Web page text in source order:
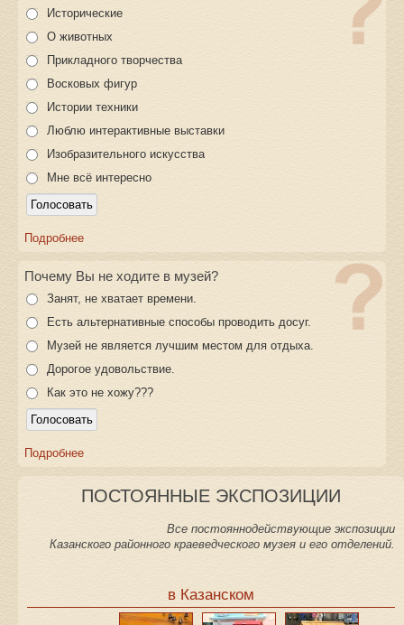
Исторические
О животных
Прикладного творчества
Восковых фигур
Истории техники
Люблю интерактивные выставки
Изобразительного искусства
Мне всё интересно
Подробнее
Почему Вы не ходите в музей?
Занят, не хватает времени.
Есть альтернативные способы проводить досуг.
Музей не является лучшим местом для отдыха.
Дорогое удовольствие.
Как это не хожу???
Подробнее
ПОСТОЯННЫЕ ЭКСПОЗИЦИИ
Все постояннодействующие экспозиции
Казанского районного краеведческого музея и его отделений.
в Казанском